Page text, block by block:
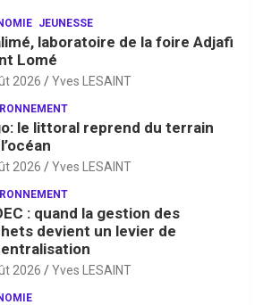
JEUNESSE
laboratoire de la foire Adjafi
Lomé
2026 Yves LESAINT
le littoral reprend du terrain
2026 Yves LESAINT
: quand la gestion des
devient un levier de
2026 Yves LESAINT